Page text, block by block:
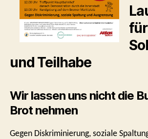
für
und Teilhabe
Wir lassen uns nicht die
Brot nehmen
Gegen Diskriminierung, soziale